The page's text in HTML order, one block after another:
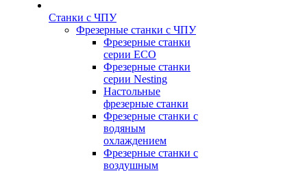
Станки с ЧПУ
Фрезерные станки с ЧПУ
Фрезерные станки
серии ECO
Фрезерные станки
серии Nesting
Настольные
фрезерные станки
Фрезерные станки с
водяным
охлаждением
Фрезерные станки с
воздушным